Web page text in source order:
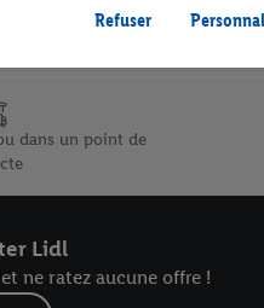
dans un point de
Lidl
ne ratez aucune offre !
dans un panier d’un webshop
et plusieurs services de Lidl si
votre adresse e-mail hachée et,
et trouver de plus amples
droit de révoquer votre
des données. Vous
Refuser